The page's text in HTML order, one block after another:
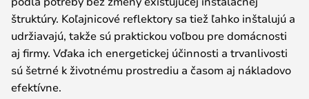
štruktúry. Koľajnicové reflektory sa tiež ľahko inštalujú a
udržiavajú, takže sú praktickou voľbou pre domácnosti
aj firmy. Vďaka ich energetickej účinnosti a trvanlivosti
sú šetrné k životnému prostrediu a časom aj nákladovo
efektívne.